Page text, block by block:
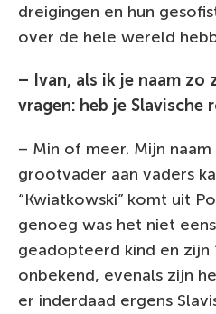
dreigingen en hun
over de hele wereld
– Ivan, als ik je naam zo
vragen: heb je Slavische
– Min of meer. Mijn
grootvader aan vaders
“Kwiatkowski” komt uit
genoeg was het niet
geadopteerd kind en zijn
onbekend, evenals zijn
er inderdaad ergens